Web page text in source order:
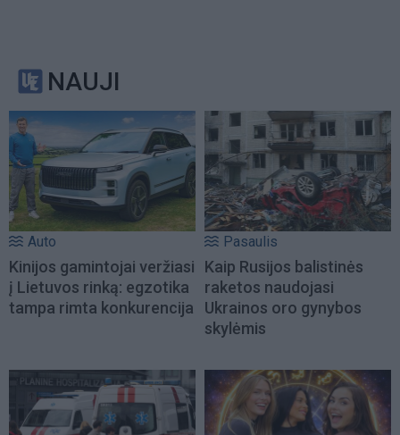
NAUJI
Auto
Kinijos gamintojai veržiasi
į Lietuvos rinką: egzotika
tampa rimta konkurencija
Pasaulis
Kaip Rusijos balistinės
raketos naudojasi
Ukrainos oro gynybos
skylėmis